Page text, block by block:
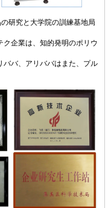
研究と大学院の訓練基地局
企業は、知的発明のポリウ
ババ、アリババはまた、プル